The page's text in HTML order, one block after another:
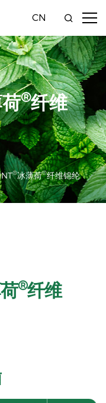
CN
®纤维
®冰薄荷®纤维锦纶
®纤维